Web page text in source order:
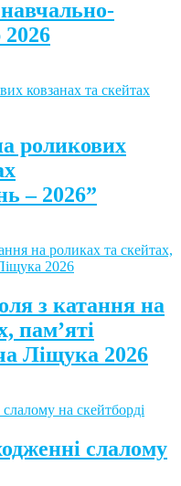
2026
роликових
– 2026”
з катання на
пам’яті
Ліщука 2026
слалому